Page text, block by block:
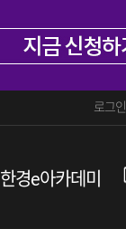
로그인
한경e아카데미